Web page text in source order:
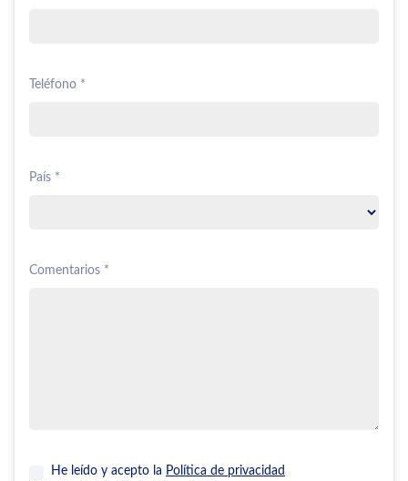
Teléfono *
País *
Comentarios *
He leído y acepto la Política de privacidad